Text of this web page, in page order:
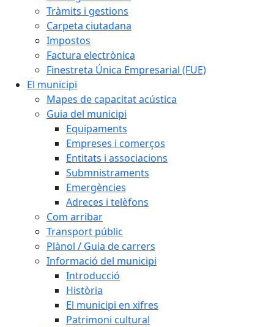
Tràmits i gestions
Carpeta ciutadana
Impostos
Factura electrònica
Finestreta Única Empresarial (FUE)
El municipi
Mapes de capacitat acústica
Guia del municipi
Equipaments
Empreses i comerços
Entitats i associacions
Submnistraments
Emergències
Adreces i telèfons
Com arribar
Transport públic
Plànol / Guia de carrers
Informació del municipi
Introducció
Història
El municipi en xifres
Patrimoni cultural